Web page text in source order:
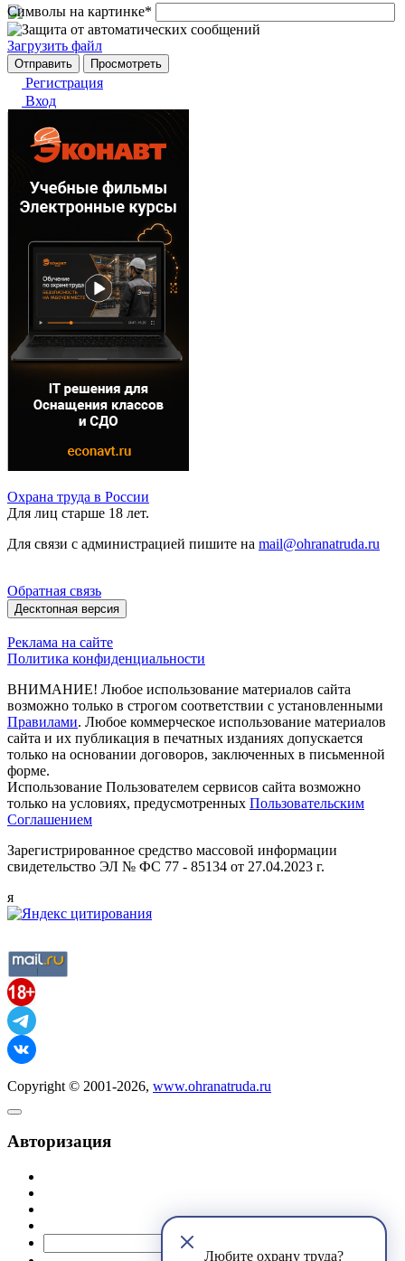
Символы на картинке*
Загрузить файл
Регистрация
Вход
Любите охрану труда?
Охрана труда в России
Для лиц старше 18 лет.
Для связи с администрацией пишите на mail@ohranatruda.ru
Обратная связь
Десктопная версия
Реклама на сайте
Политика конфиденциальности
ВНИМАНИЕ! Любое использование материалов сайта
возможно только в строгом соответствии с установленными
Правилами. Любое коммерческое использование материалов
сайта и их публикация в печатных изданиях допускается
только на основании договоров, заключенных в письменной
форме.
Использование Пользователем сервисов сайта возможно
только на условиях, предусмотренных Пользовательским
Соглашением
Зарегистрированное средство массовой информации
свидетельство ЭЛ № ФС 77 - 85134 от 27.04.2023 г.
я
Copyright © 2001-2026, www.ohranatruda.ru
Авторизация